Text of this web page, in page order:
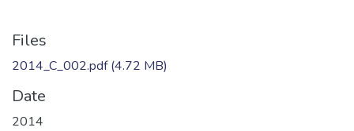
Files
2014_C_002.pdf(4.72 MB)
Date
2014